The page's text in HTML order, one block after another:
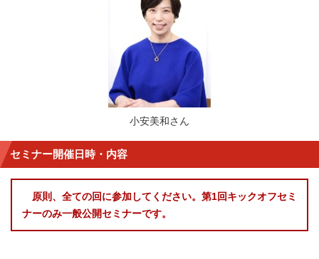
小安美和さん
セミナー開催日時・内容
原則、全ての回に参加してください。第1回キックオフセミ
ナーのみ一般公開セミナーです。